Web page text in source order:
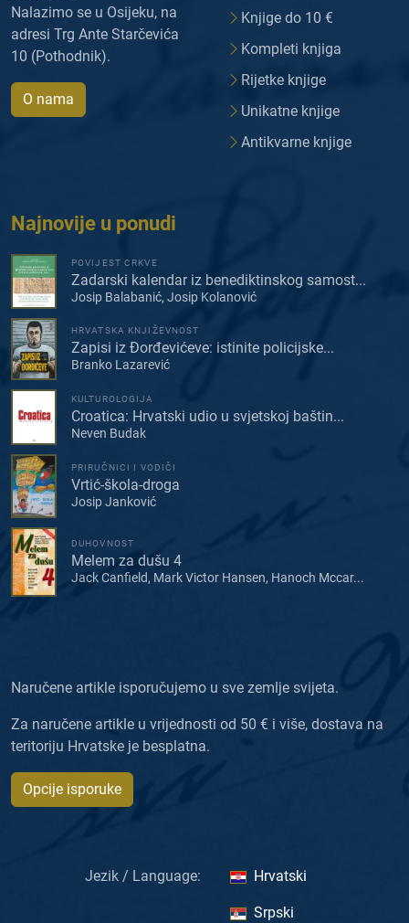
Nalazimo se u Osijeku, na
adresi Trg Ante Starčevića
10 (Pothodnik).
O nama
Knjige do 10 €
Kompleti knjiga
Rijetke knjige
Unikatne knjige
Antikvarne knjige
Najnovije u ponudi
POVIJEST CRKVE
Zadarski kalendar iz benediktinskog samost...
Josip Balabanić, Josip Kolanović
HRVATSKA KNJIŽEVNOST
Zapisi iz Đorđevićeve: istinite policijske...
Branko Lazarević
KULTUROLOGIJA
Croatica: Hrvatski udio u svjetskoj baštin...
Neven Budak
PRIRUČNICI I VODIČI
Vrtić-škola-droga
Josip Janković
DUHOVNOST
Melem za dušu 4
Jack Canfield, Mark Victor Hansen, Hanoch Mccar...
Naručene artikle isporučujemo u sve zemlje svijeta.
Za naručene artikle u vrijednosti od 50 € i više, dostava na
teritoriju Hrvatske je besplatna.
Opcije isporuke
Jezik / Language: Hrvatski
Srpski